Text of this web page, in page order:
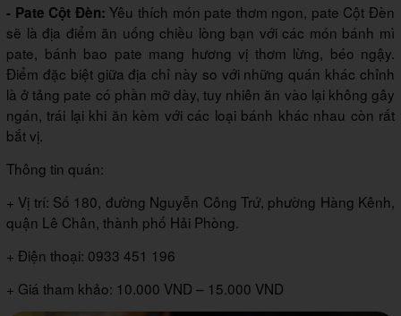
- Pate Cột Đèn: Yêu thích món pate thơm ngon, pate Cột Đèn
sẽ là địa điểm ăn uống chiều lòng bạn với các món bánh mì
pate, bánh bao pate mang hương vị thơm lừng, béo ngậy.
Điểm đặc biệt giữa địa chỉ này so với những quán khác chỉnh
là ở tảng pate có phần mỡ dày, tuy nhiên ăn vào lại không gây
ngán, trái lại khi ăn kèm với các loại bánh khác nhau còn rất
bắt vị.
Thông tin quán:
+ Vị trí: Số 180, đường Nguyễn Công Trứ, phường Hàng Kênh,
quận Lê Chân, thành phố Hải Phòng.
+ Điện thoại: 0933 451 196
+ Giá tham khảo: 10.000 VND – 15.000 VND